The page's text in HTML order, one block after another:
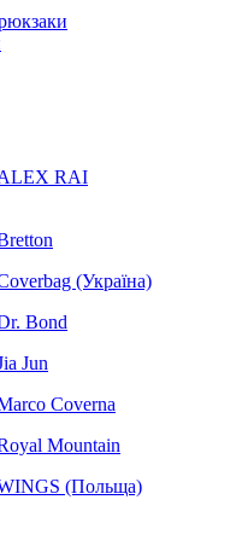
RAI
(Україна)
Bond
Jun
Coverna
Mountain
(Польща)